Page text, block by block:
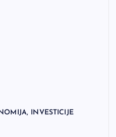
INVESTICIJE